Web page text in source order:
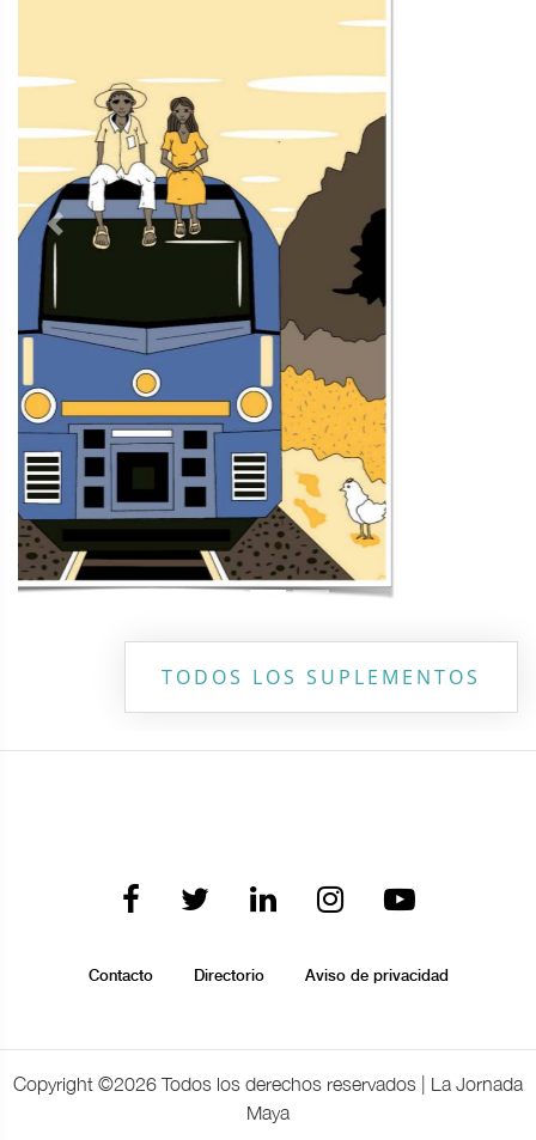
Contacto Directorio Aviso de privacidad
Copyright ©2026 Todos los derechos reservados | La Jornada
Maya